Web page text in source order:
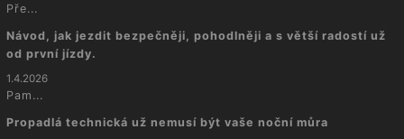
Pře...
Návod, jak jezdit bezpečněji, pohodlněji a s větší radostí už
od první jízdy.
1.4.2026
Pam...
Propadlá technická už nemusí být vaše noční můra